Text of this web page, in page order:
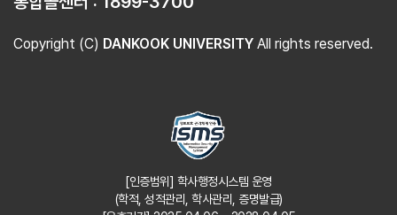
Copyright (C) DANKOOK UNIVERSITY All rights reserved.
[인증범위] 학사행정시스템 운영
(학적, 성적관리, 학사관리, 증명발급)